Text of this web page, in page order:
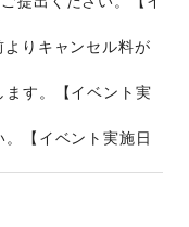
りキャンセル料が
す。【イベント実
【イベント実施日